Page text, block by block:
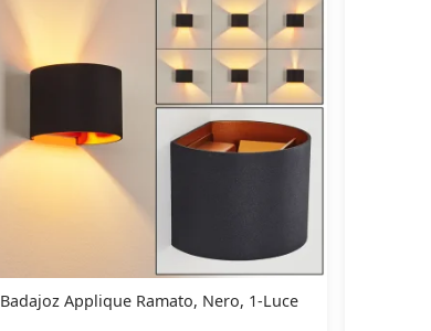
Badajoz Applique Ramato, Nero, 1-Luce